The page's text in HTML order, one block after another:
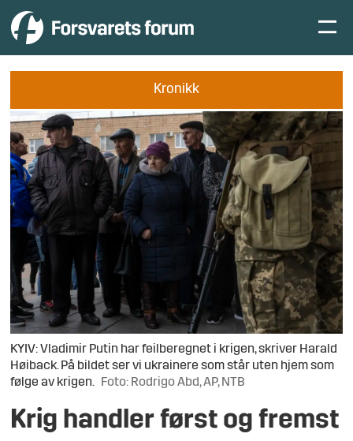
Kronikk
KYIV: Vladimir Putin har feilberegnet i krigen, skriver Harald
Høiback. På bildet ser vi ukrainere som står uten hjem som
følge av krigen.
Foto: Rodrigo Abd, AP, NTB
Krig handler først og fremst